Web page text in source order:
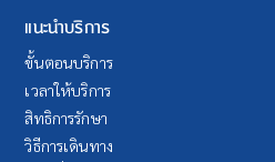
แนะนำบริการ
ขั้นตอนบริการ
เวลาให้บริการ
สิทธิการรักษา
วิธีการเดินทาง